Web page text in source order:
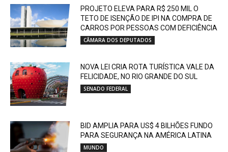
PROJETO ELEVA PARA R$ 250 MIL O
TETO DE ISENÇÃO DE IPI NA COMPRA DE
CARROS POR PESSOAS COM DEFICIÊNCIA
CÂMARA DOS DEPUTADOS
NOVA LEI CRIA ROTA TURÍSTICA VALE DA
FELICIDADE, NO RIO GRANDE DO SUL
SENADO FEDERAL
BID AMPLIA PARA US$ 4 BILHÕES FUNDO
PARA SEGURANÇA NA AMÉRICA LATINA
MUNDO